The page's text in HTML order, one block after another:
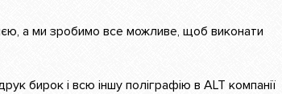
а ми зробимо все можливе, щоб виконати
бирок і всю іншу поліграфію в ALT компанії